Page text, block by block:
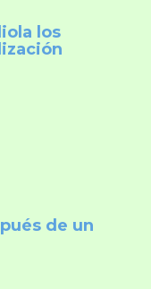
los
de un